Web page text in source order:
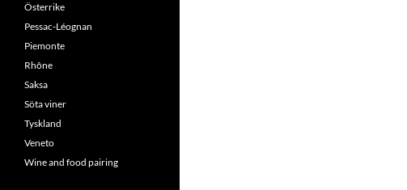
Österrike
Pessac-Léognan
Piemonte
Rhône
Saksa
Söta viner
Tyskland
Veneto
Wine and food pairing